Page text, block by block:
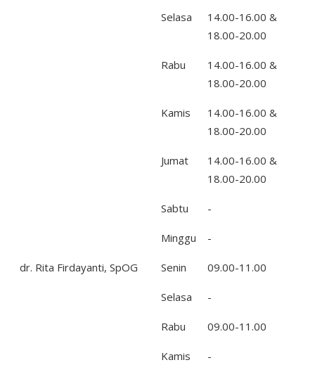
Selasa
14.00-16.00 &
18.00-20.00
Rabu
14.00-16.00 &
18.00-20.00
Kamis
14.00-16.00 &
18.00-20.00
Jumat
14.00-16.00 &
18.00-20.00
Sabtu -
Minggu -
dr. Rita Firdayanti, SpOG Senin 09.00-11.00
Selasa -
Rabu 09.00-11.00
Kamis -